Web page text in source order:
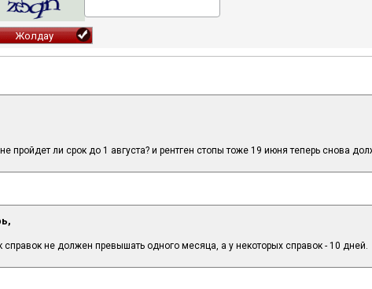
пройдет ли срок до 1 августа? и рентген стопы тоже 19 июня теперь снова
не должен превышать одного месяца, а у некоторых справок - 10 дней.